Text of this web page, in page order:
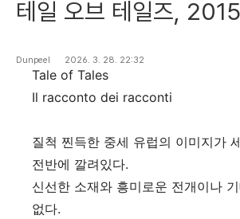
테일 오브 테일즈, 2015
Dunpeel 2026. 3. 28. 22:32
Tale of Tales
Il racconto dei racconti
질척 찐득한 중세 유럽의 이미지가
전반에 깔려있다.
신선한 소재와 흥미로운 전개이나
없다.